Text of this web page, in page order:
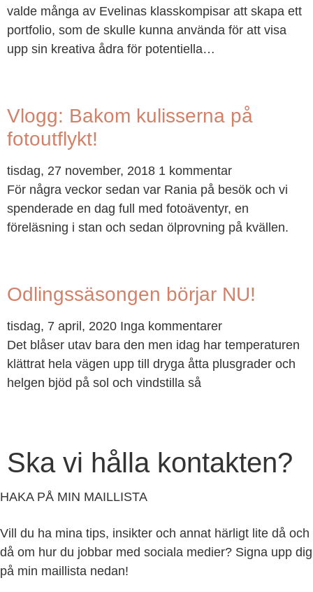
valde många av Evelinas klasskompisar att skapa ett
portfolio, som de skulle kunna använda för att visa
upp sin kreativa ådra för potentiella…
Vlogg: Bakom kulisserna på
fotoutflykt!
tisdag, 27 november, 2018 1 kommentar
För några veckor sedan var Rania på besök och vi
spenderade en dag full med fotoäventyr, en
föreläsning i stan och sedan ölprovning på kvällen.
Odlingssäsongen börjar NU!
tisdag, 7 april, 2020 Inga kommentarer
Det blåser utav bara den men idag har temperaturen
klättrat hela vägen upp till dryga åtta plusgrader och
helgen bjöd på sol och vindstilla så
Ska vi hålla kontakten?
HAKA PÅ MIN MAILLISTA
Vill du ha mina tips, insikter och annat härligt lite då och
då om hur du jobbar med sociala medier? Signa upp dig
på min maillista nedan!